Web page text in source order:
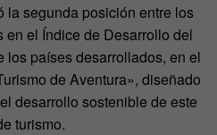
la segunda posición entre los
en el Índice de Desarrollo del
los países desarrollados, en el
de Aventura», diseñado
desarrollo sostenible de este
turismo.